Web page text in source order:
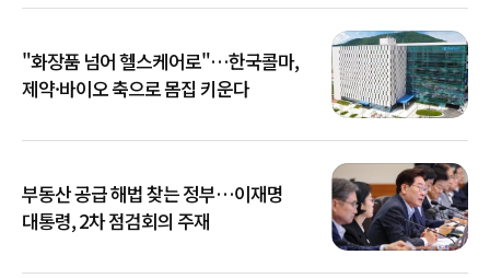
"화장품 넘어 헬스케어로"…한국콜마,
제약·바이오 축으로 몸집 키운다
부동산 공급 해법 찾는 정부…이재명
대통령, 2차 점검회의 주재